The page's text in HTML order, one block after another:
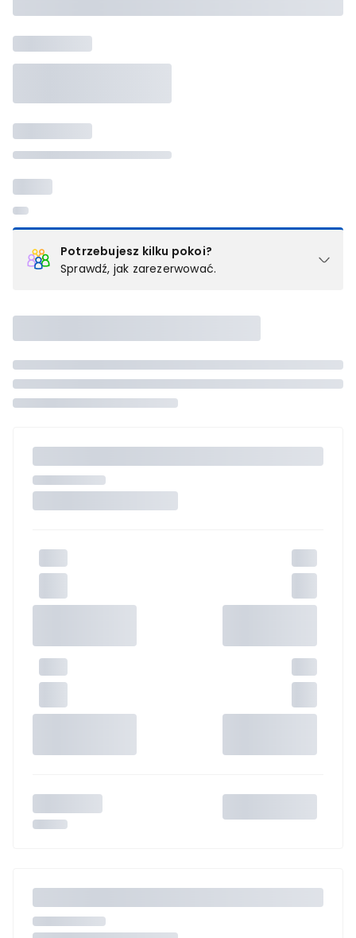
Potrzebujesz kilku pokoi?
Sprawdź, jak zarezerwować.
pokoju (lub apartamencie, willi itd.). Wybierz jedną z ofert z listy
i zarezerwuj ją. Zrób oddzielne rezerwacje dla każdego
kolejnego pokoju lubskontaktuj się z nami,by złożyć
zamówienie u naszego doradcy.
Maksymalna liczba uczestników
maksymalny limit dla 1 pokoju.